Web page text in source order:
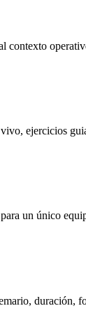
contexto
ejercicios
un único
duración,